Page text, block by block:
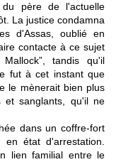
père de l'actuelle
La justice condamna
d'Assas, oublié en
contacte à ce sujet
tandis qu'il
fut à cet instant que
le mènerait bien plus
et sanglants, qu'il ne
dans un coffre-fort
état d'arrestation.
lien familial entre le